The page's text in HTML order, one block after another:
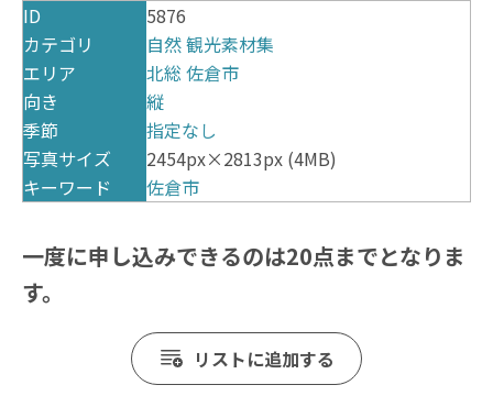
ID
5876
カテゴリ
自然観光素材集
エリア
北総 佐倉市
向き
縦
季節
指定なし
写真サイズ
2454px×2813px (4MB)
キーワード
佐倉市
一度に申し込みできるのは20点までとなりま
す。
リストに追加する